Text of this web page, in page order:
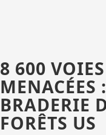
8 600 VOIES
MENACÉES
BRADERIE
FORÊTS US